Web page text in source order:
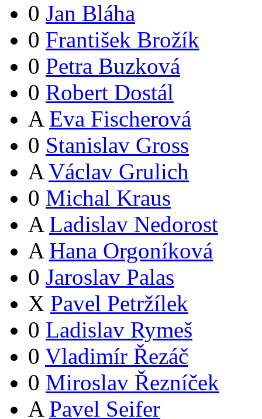
0 Jan Bláha
0 František Brožík
0 Petra Buzková
0 Robert Dostál
A Eva Fischerová
0 Stanislav Gross
A Václav Grulich
0 Michal Kraus
A Ladislav Nedorost
A Hana Orgoníková
0 Jaroslav Palas
X Pavel Petržílek
0 Ladislav Rymeš
0 Vladimír Řezáč
0 Miroslav Řezníček
A Pavel Seifer